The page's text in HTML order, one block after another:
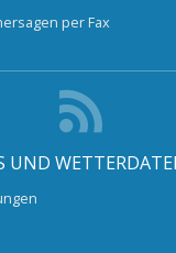
per Fax
UND